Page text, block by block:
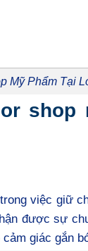
Mỹ Phẩm Tại
việc giữ
được sự
giác gắn